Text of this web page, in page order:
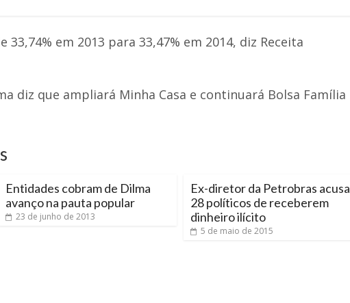
em 2013 para 33,47% em 2014, diz Receita
diz que ampliará Minha Casa e continuará Bolsa Família
Entidades cobram de Dilma
avanço na pauta popular
23 de junho de 2013
Ex-diretor da Petrobras acusa
28 políticos de receberem
dinheiro ilícito
5 de maio de 2015